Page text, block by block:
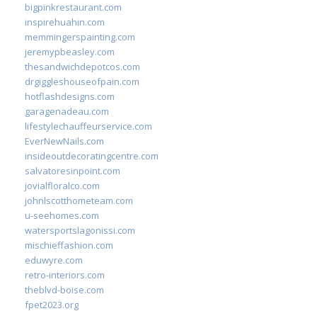
bigpinkrestaurant.com
inspirehuahin.com
memmingerspainting.com
jeremypbeasley.com
thesandwichdepotcos.com
drgiggleshouseofpain.com
hotflashdesigns.com
garagenadeau.com
lifestylechauffeurservice.com
EverNewNails.com
insideoutdecoratingcentre.com
salvatoresinpoint.com
jovialfloralco.com
johnlscotthometeam.com
u-seehomes.com
watersportslagonissi.com
mischieffashion.com
eduwyre.com
retro-interiors.com
theblvd-boise.com
fpet2023.org